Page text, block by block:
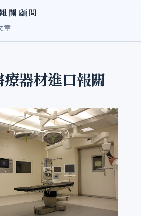
關顧問
章
療器材進口報關